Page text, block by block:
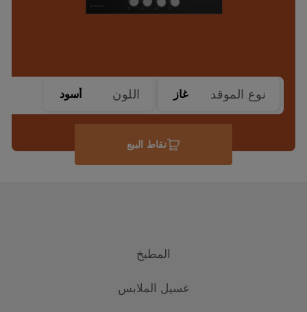
نوع الموقد غاز اللون أسود
نقاط البيع
المطبخ
التبريد
غسيل الملابس